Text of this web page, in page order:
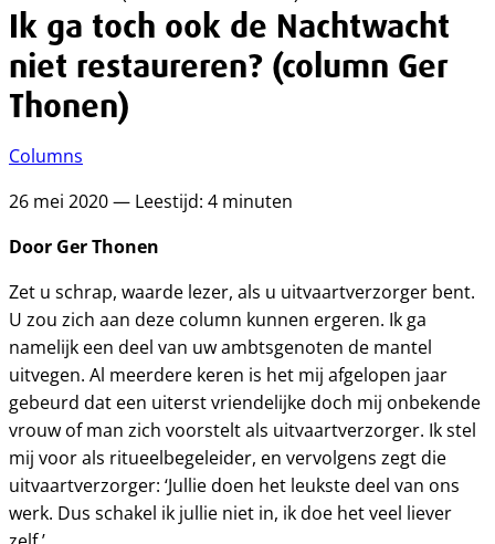
Ik ga toch ook de Nachtwacht
niet restaureren? (column Ger
Thonen)
Columns
26 mei 2020 — Leestijd: 4 minuten
Door Ger Thonen
Zet u schrap, waarde lezer, als u uitvaartverzorger bent.
U zou zich aan deze column kunnen ergeren. Ik ga
namelijk een deel van uw ambtsgenoten de mantel
uitvegen. Al meerdere keren is het mij afgelopen jaar
gebeurd dat een uiterst vriendelijke doch mij onbekende
vrouw of man zich voorstelt als uitvaartverzorger. Ik stel
mij voor als ritueelbegeleider, en vervolgens zegt die
uitvaartverzorger: ‘Jullie doen het leukste deel van ons
werk. Dus schakel ik jullie niet in, ik doe het veel liever